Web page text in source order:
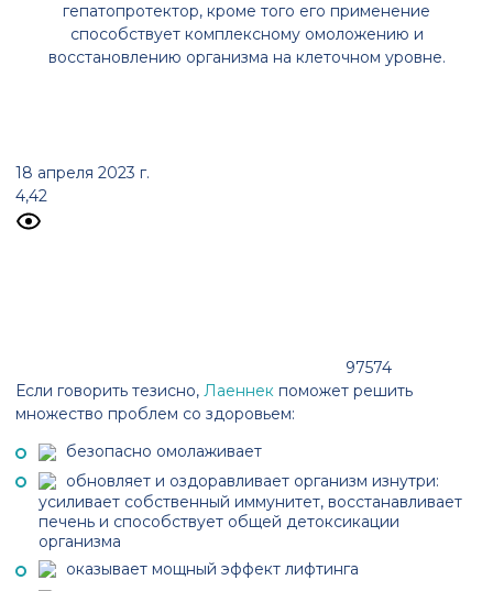
гепатопротектор, кроме того его применение
способствует комплексному омоложению и
восстановлению организма на клеточном уровне.
18 апреля 2023 г.
4,42
97574
Если говорить тезисно, Лаеннек поможет решить
множество проблем со здоровьем:
безопасно омолаживает
обновляет и оздоравливает организм изнутри:
усиливает собственный иммунитет, восстанавливает
печень и способствует общей детоксикации
организма
оказывает мощный эффект лифтинга